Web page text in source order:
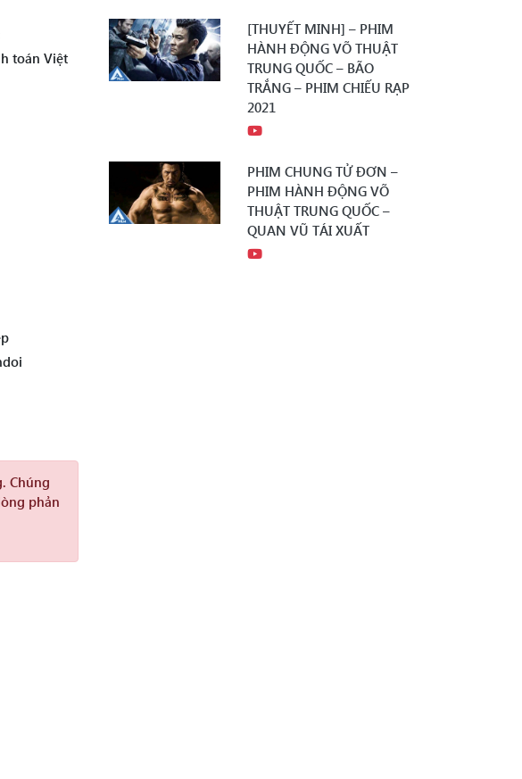
toán Việt
Chúng
phản
[THUYẾT MINH] – PHIM
HÀNH ĐỘNG VÕ THUẬT
TRUNG QUỐC – BÃO
TRẮNG – PHIM CHIẾU RẠP
2021
PHIM CHUNG TỬ ĐƠN –
PHIM HÀNH ĐỘNG VÕ
THUẬT TRUNG QUỐC –
QUAN VŨ TÁI XUẤT